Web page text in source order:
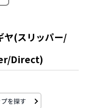
ヤ(スリッパー/
Direct)
を探す